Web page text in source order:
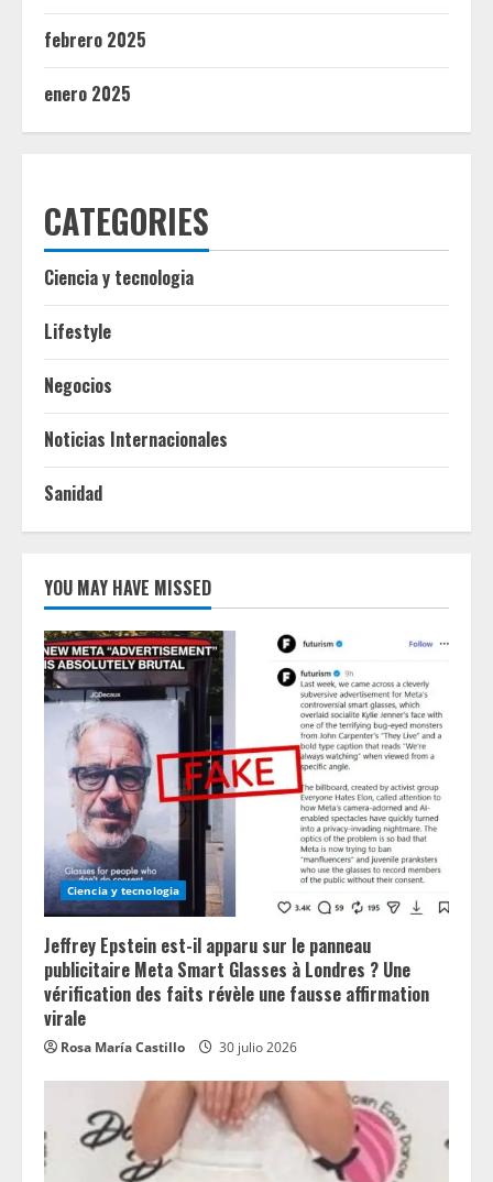
febrero 2025
enero 2025
CATEGORIES
Ciencia y tecnologia
Lifestyle
Negocios
Noticias Internacionales
Sanidad
YOU MAY HAVE MISSED
Ciencia y tecnologia
Jeffrey Epstein est-il apparu sur le panneau
publicitaire Meta Smart Glasses à Londres ? Une
vérification des faits révèle une fausse affirmation
virale
Rosa María Castillo 30 julio 2026